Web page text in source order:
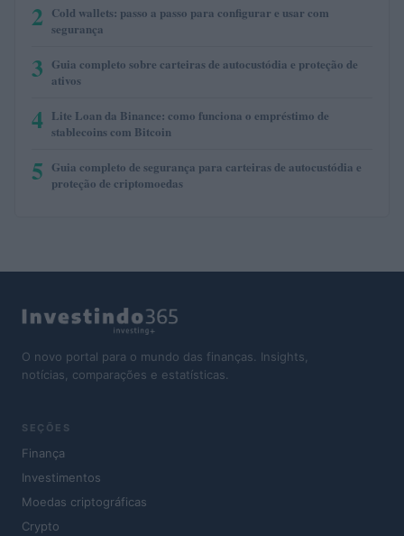
2 Cold wallets: passo a passo para configurar e usar com
segurança
3 Guia completo sobre carteiras de autocustódia e proteção de
ativos
4 Lite Loan da Binance: como funciona o empréstimo de
stablecoins com Bitcoin
5 Guia completo de segurança para carteiras de autocustódia e
proteção de criptomoedas
O novo portal para o mundo das finanças. Insights,
notícias, comparações e estatísticas.
SEÇÕES
Finança
Investimentos
Moedas criptográficas
Crypto